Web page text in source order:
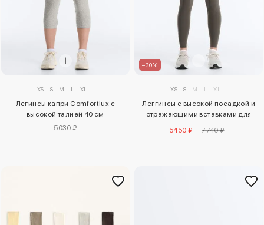
XS S M L XL
Легинсы капри Comfortlux с
высокой талией 40 см
5030 ₽
–30%
XS S M L XL
Леггинсы с высокой посадкой и
отражающими вставками для
5450 ₽ 7740 ₽